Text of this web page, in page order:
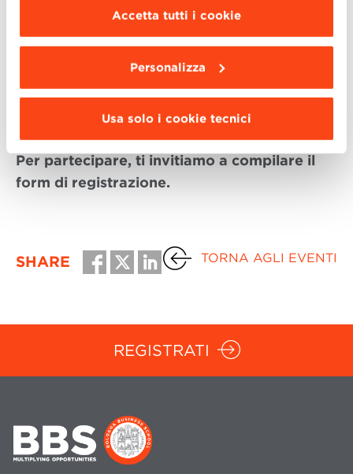
scegliere le funzionalità, le terze parti e i cookie
Accetta tutti i cookie
Personalizza
Usa solo i cookie tecnici
Dalle ore 19:00
Executive Master in Data Management
con Gabriele Tazzari
Management con Alessandro Pastore
Per partecipare, ti invitiamo a compilare il
form di registrazione.
SHARE TORNA AGLI EVENTI
REGISTRATI